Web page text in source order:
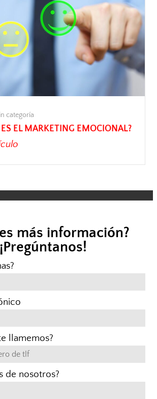
categoría
ES EL MARKETING EMOCIONAL?
más información?
¡Pregúntanos!
llamemos?
de nosotros?